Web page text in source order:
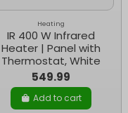
Heating
IR 400 W Infrared
Heater | Panel with
Thermostat, White
549.99
Add to cart